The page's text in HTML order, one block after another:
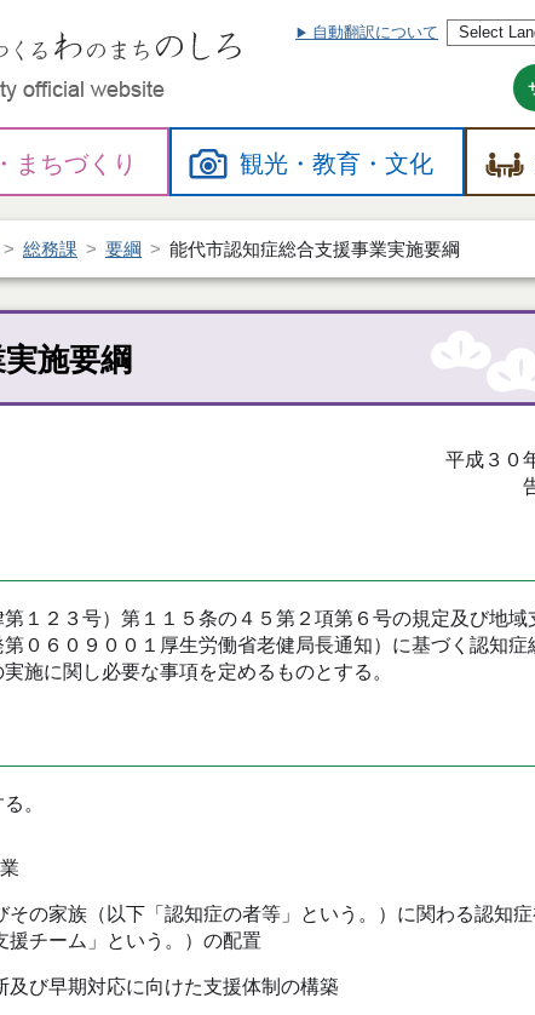
自動翻訳について
まちづくり 観光・教育・文化
総務課 要綱 能代市認知症総合支援事業実施要綱
施要綱
平成３０
１２３号）第１１５条の４５第２項第６号の規定及び地域
０６０９００１厚生労働省老健局長通知）に基づく認知症
施に関し必要な事項を定めるものとする。
。
の家族（以下「認知症の者等」という。）に関わる認知
援チーム」という。）の配置
び早期対応に向けた支援体制の構築